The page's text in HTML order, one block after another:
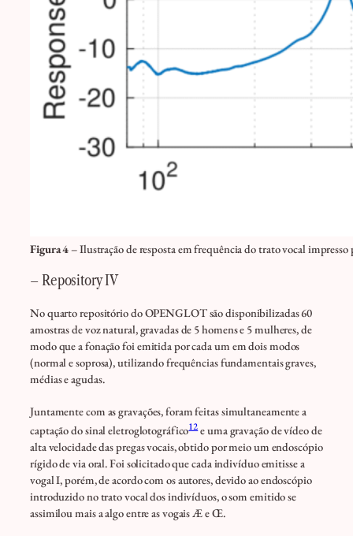
Figura 4 – Ilustração de resposta em frequência do trato vocal
– Repository IV
No quarto repositório do OPENGLOT são disponibilizadas 60
amostras de voz natural, gravadas de 5 homens e 5 mulheres, de
modo que a fonação foi emitida por cada um em dois modos
(normal e soprosa), utilizando frequências fundamentais graves,
médias e agudas.
Juntamente com as gravações, foram feitas simultaneamente a
captação do sinal eletroglotográfico12e uma gravação de vídeo de
alta velocidade das pregas vocais, obtido por meio um endoscópio
rígido de via oral. Foi solicitado que cada indivíduo emitisse a
vogal I, porém, de acordo com os autores, devido ao endoscópio
introduzido no trato vocal dos indivíduos, o som emitido se
assimilou mais a algo entre as vogais Æ e Œ.